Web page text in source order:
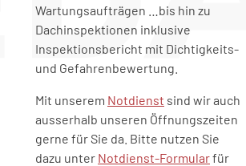
Wartungsaufträgen …bis hin zu
Dachinspektionen inklusive
Inspektionsbericht mit Dichtigkeits-
und Gefahrenbewertung.
Mit unserem Notdienst sind wir auch
ausserhalb unseren Öffnungszeiten
gerne für Sie da. Bitte nutzen Sie
dazu unter Notdienst-Formularfür